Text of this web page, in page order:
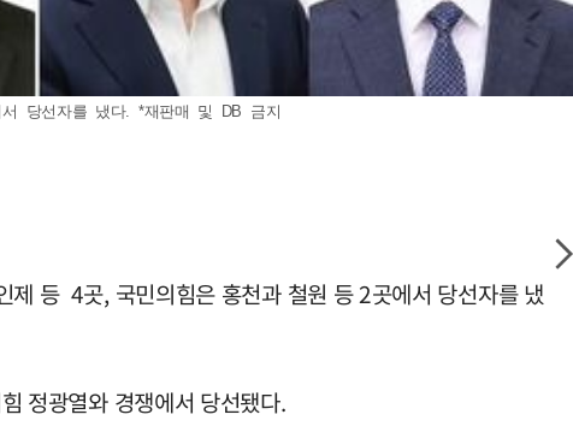
당선자를 냈다. *재판매 및 DB 금지
등 4곳, 국민의힘은 홍천과 철원 등 2곳에서 당선자를 냈
정광열와 경쟁에서 당선됐다.